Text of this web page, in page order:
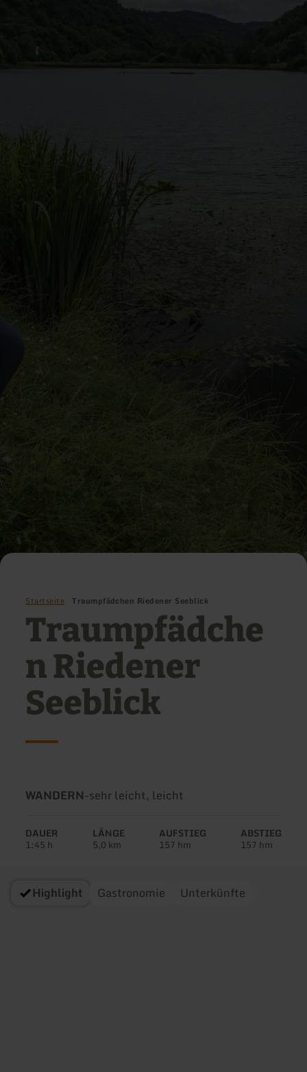
Startseite Traumpfädchen Riedener Seeblick
Traumpfädche
n Riedener
Seeblick
Art
Tour:
WANDERN-Schwierigkeit:
sehr leicht, leicht
DAUER
1:45 h
LÄNGE
5,0 km
AUFSTIEG
157 hm
ABSTIEG
157 hm
Highlight Gastronomie Unterkünfte